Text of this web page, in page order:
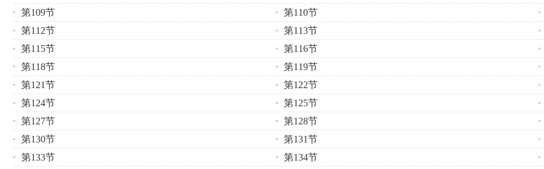
第109节
第110节
第112节
第113节
第115节
第116节
第118节
第119节
第121节
第122节
第124节
第125节
第127节
第128节
第130节
第131节
第133节
第134节